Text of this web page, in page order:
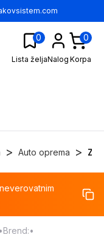
0
Lista željaNalog
0
Korpa
> Auto oprema >
•Brend:•